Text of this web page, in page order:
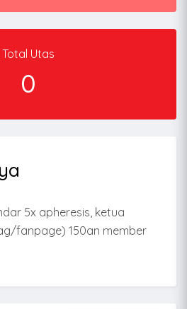
Total Utas
0
5x apheresis, ketua
fanpage) 150an member